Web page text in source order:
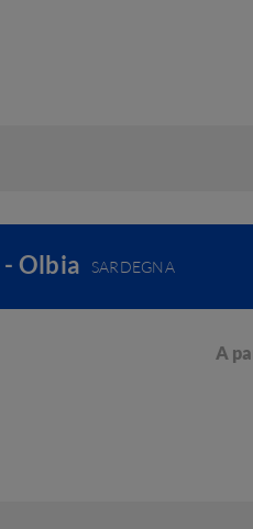
- Olbia SARDEGNA
A